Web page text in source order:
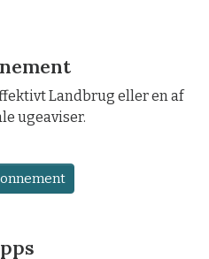
Landbrug eller en af
ugeaviser.